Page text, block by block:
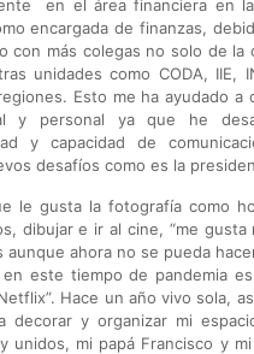
en el área financiera en
encargada de finanzas,
con más colegas no solo de la
unidades como CODA, IIE,
Esto me ha ayudado a
y personal ya que he
y capacidad de
desafíos como es la
le gusta la fotografía como
dibujar e ir al cine, “me gusta
aunque ahora no se pueda
en este tiempo de pandemia
Hace un año vivo sola,
decorar y organizar mi
unidos, mi papá Francisco y